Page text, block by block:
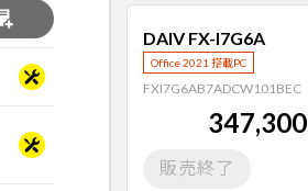
DAIV FX-I7G6A
Office 2021 搭載PC
FXI7G6AB7ADCW101BEC
347,300
販売終了